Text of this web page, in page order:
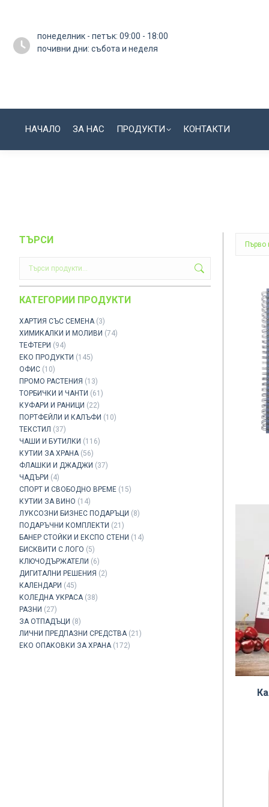
понеделник - петък: 09:00 - 18:00
почивни дни: събота и неделя
НАЧАЛО ЗА НАС ПРОДУКТИ КОНТАКТИ
ТЪРСИ
КАТЕГОРИИ ПРОДУКТИ
ХАРТИЯ СЪС СЕМЕНА (3)
ХИМИКАЛКИ И МОЛИВИ (74)
ТЕФТЕРИ (94)
ЕКО ПРОДУКТИ (145)
ОФИС (10)
ПРОМО РАСТЕНИЯ (13)
ТОРБИЧКИ И ЧАНТИ (61)
КУФАРИ И РАНИЦИ (22)
ПОРТФЕЙЛИ И КАЛЪФИ (10)
ТЕКСТИЛ (37)
ЧАШИ И БУТИЛКИ (116)
КУТИИ ЗА ХРАНА (56)
ФЛАШКИ И ДЖАДЖИ (37)
ЧАДЪРИ (4)
СПОРТ И СВОБОДНО ВРЕМЕ (15)
КУТИИ ЗА ВИНО (14)
ЛУКСОЗНИ БИЗНЕС ПОДАРЪЦИ (8)
ПОДАРЪЧНИ КОМПЛЕКТИ (21)
БАНЕР СТОЙКИ И ЕКСПО СТЕНИ (14)
БИСКВИТИ С ЛОГО (5)
КЛЮЧОДЪРЖАТЕЛИ (6)
ДИГИТАЛНИ РЕШЕНИЯ (2)
КАЛЕНДАРИ (45)
КОЛЕДНА УКРАСА (38)
РАЗНИ (27)
ЗА ОТПАДЪЦИ (8)
ЛИЧНИ ПРЕДПАЗНИ СРЕДСТВА (21)
ЕКО ОПАКОВКИ ЗА ХРАНА (172)